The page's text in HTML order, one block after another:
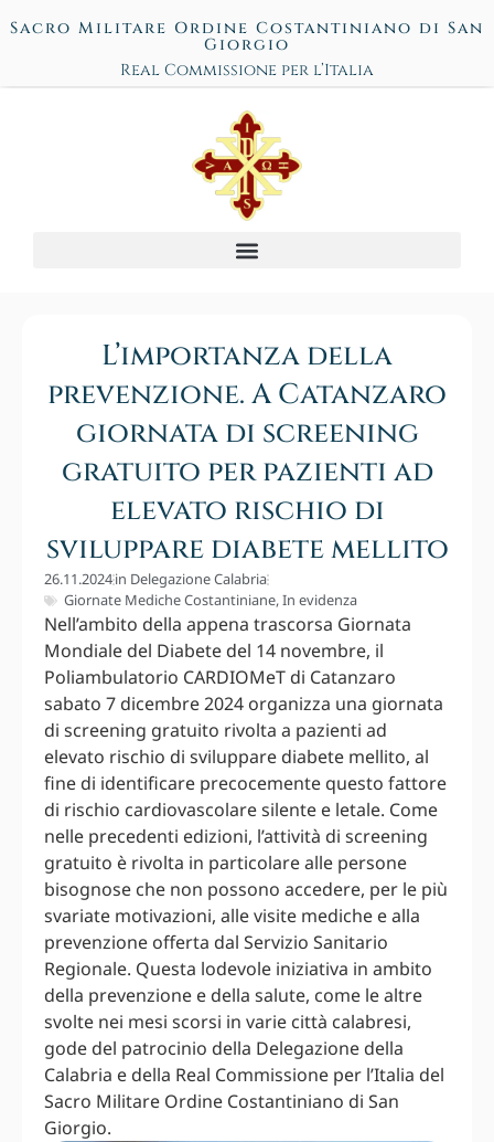
Sacro Militare Ordine Costantiniano di San
Giorgio
Real Commissione per l’Italia
L’importanza della
prevenzione. A Catanzaro
giornata di screening
gratuito per pazienti ad
elevato rischio di
sviluppare diabete mellito
26.11.2024in Delegazione Calabria
Giornate Mediche Costantiniane,In evidenza
Nell’ambito della appena trascorsa Giornata
Mondiale del Diabete del 14 novembre, il
Poliambulatorio CARDIOMeT di Catanzaro
sabato 7 dicembre 2024 organizza una giornata
di screening gratuito rivolta a pazienti ad
elevato rischio di sviluppare diabete mellito, al
fine di identificare precocemente questo fattore
di rischio cardiovascolare silente e letale. Come
nelle precedenti edizioni, l’attività di screening
gratuito è rivolta in particolare alle persone
bisognose che non possono accedere, per le più
svariate motivazioni, alle visite mediche e alla
prevenzione offerta dal Servizio Sanitario
Regionale. Questa lodevole iniziativa in ambito
della prevenzione e della salute, come le altre
svolte nei mesi scorsi in varie città calabresi,
gode del patrocinio della Delegazione della
Calabria e della Real Commissione per l’Italia del
Sacro Militare Ordine Costantiniano di San
Giorgio.